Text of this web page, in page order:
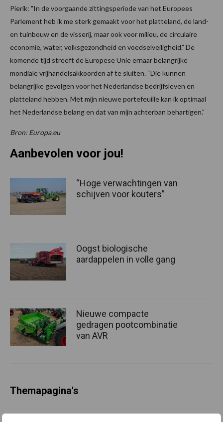
Pierik: "In de voorgaande zittingsperiode van het Europees
Parlement heb ik me sterk gemaakt voor het platteland, de land-
en tuinbouw en de visserij, maar ook voor milieu, de circulaire
economie, water, volksgezondheid en voedselveiligheid.” De
komende tijd streeft de Europese Unie ernaar belangrijke
mondiale vrijhandelsakkoorden af te sluiten. “Die kunnen
belangrijke gevolgen voor het Nederlandse bedrijfsleven en
platteland hebben. Met mijn nieuwe portefeuille kan ik optimaal
het Nederlandse belang en dat van mijn achterban behartigen."
Bron: Europa.eu
Aanbevolen voor jou!
“Hoge verwachtingen van
schijven voor kouters”
Oogst biologische
aardappelen in volle gang
Nieuwe compacte
gedragen pootcombinatie
van AVR
Themapagina's